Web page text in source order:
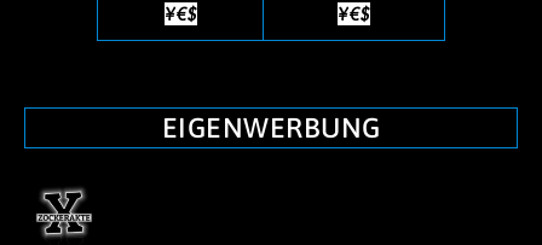
¥€$
¥€$
EIGENWERBUNG